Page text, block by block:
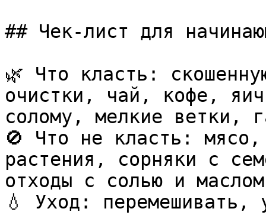
## Чек-лист для
🌿 Что класть:
очистки, чай, кофе,
солому, мелкие
🚫 Что не класть:
растения, сорняки с
отходы с солью и
💧 Уход: